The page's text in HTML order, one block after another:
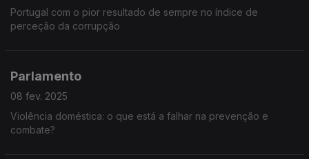
Portugal com o pior resultado de sempre no índice de
perceção da corrupção
Parlamento
08 fev. 2025
Violência doméstica: o que está a falhar na prevenção e
combate?